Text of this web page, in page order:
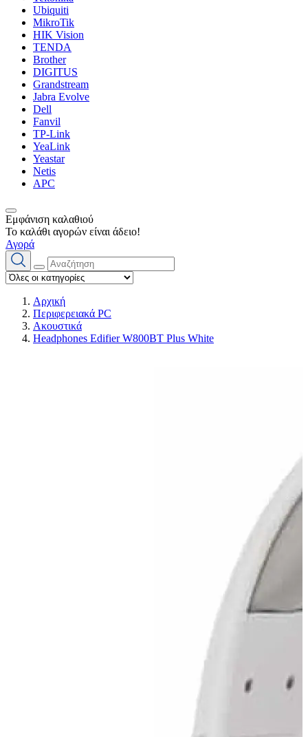
Ubiquiti
MikroTik
HIK Vision
TENDA
Brother
DIGITUS
Grandstream
Jabra Evolve
Dell
Fanvil
TP-Link
YeaLink
Yeastar
Netis
APC
Εμφάνιση καλαθιού
Το καλάθι αγορών είναι άδειο!
Αγορά
Αρχική
Περιφερειακά PC
Ακουστικά
Headphones Edifier W800BT Plus White